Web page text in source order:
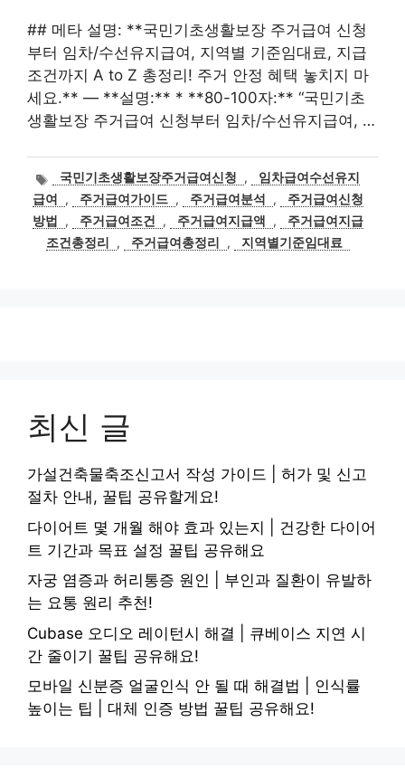
## 메타 설명: **국민기초생활보장 주거급여 신청
부터 임차/수선유지급여, 지역별 기준임대료, 지급
조건까지 A to Z 총정리! 주거 안정 혜택 놓치지 마
세요.** — **설명:** * **80-100자:** “국민기초
생활보장 주거급여 신청부터 임차/수선유지급여, …
태
그
국민기초생활보장주거급여신청 ,
임차급여수선유지
급여
, 주거급여가이드 , 주거급여분석 ,
주거급여신청
방법
, 주거급여조건 , 주거급여지급액 ,
주거급여지급
조건총정리
, 주거급여총정리 , 지역별기준임대료
최신 글
가설건축물축조신고서 작성 가이드 | 허가 및 신고
절차 안내, 꿀팁 공유할게요!
다이어트 몇 개월 해야 효과 있는지 | 건강한 다이어
트 기간과 목표 설정 꿀팁 공유해요
자궁 염증과 허리통증 원인 | 부인과 질환이 유발하
는 요통 원리 추천!
Cubase 오디오 레이턴시 해결 | 큐베이스 지연 시
간 줄이기 꿀팁 공유해요!
모바일 신분증 얼굴인식 안 될 때 해결법 | 인식률
높이는 팁 | 대체 인증 방법 꿀팁 공유해요!